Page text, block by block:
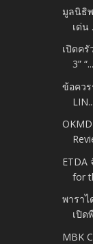
มูลนิธิ
เด่น
เปิดครั
3” “...
ข้อคว
LIN...
ETDA
for
พารา
เปิด
MBK